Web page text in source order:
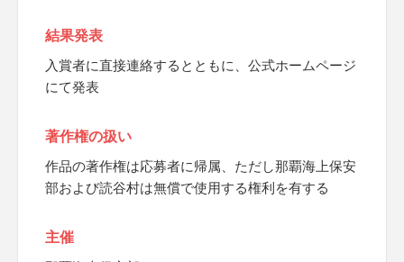
結果発表
入賞者に直接連絡するとともに、公式ホームページ
にて発表
著作権の扱い
作品の著作権は応募者に帰属、ただし那覇海上保安
部および読谷村は無償で使用する権利を有する
主催